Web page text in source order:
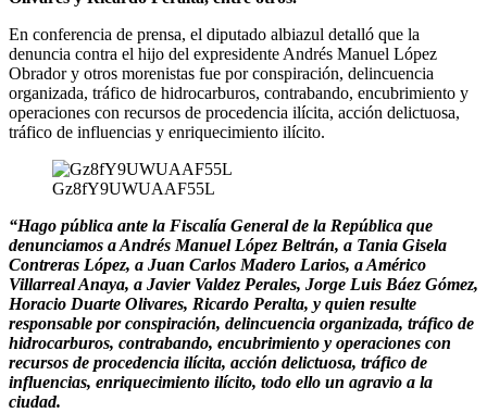
En conferencia de prensa, el diputado albiazul detalló que la
denuncia contra el hijo del expresidente Andrés Manuel López
Obrador y otros morenistas fue por conspiración, delincuencia
organizada, tráfico de hidrocarburos, contrabando, encubrimiento y
operaciones con recursos de procedencia ilícita, acción delictuosa,
tráfico de influencias y enriquecimiento ilícito.
Gz8fY9UWUAAF55L
“Hago pública ante la Fiscalía General de la República que
denunciamos a Andrés Manuel López Beltrán, a Tania Gisela
Contreras López, a Juan Carlos Madero Larios, a Américo
Villarreal Anaya, a Javier Valdez Perales, Jorge Luis Báez Gómez,
Horacio Duarte Olivares, Ricardo Peralta, y quien resulte
responsable por conspiración, delincuencia organizada, tráfico de
hidrocarburos, contrabando, encubrimiento y operaciones con
recursos de procedencia ilícita, acción delictuosa, tráfico de
influencias, enriquecimiento ilícito, todo ello un agravio a la
ciudad.